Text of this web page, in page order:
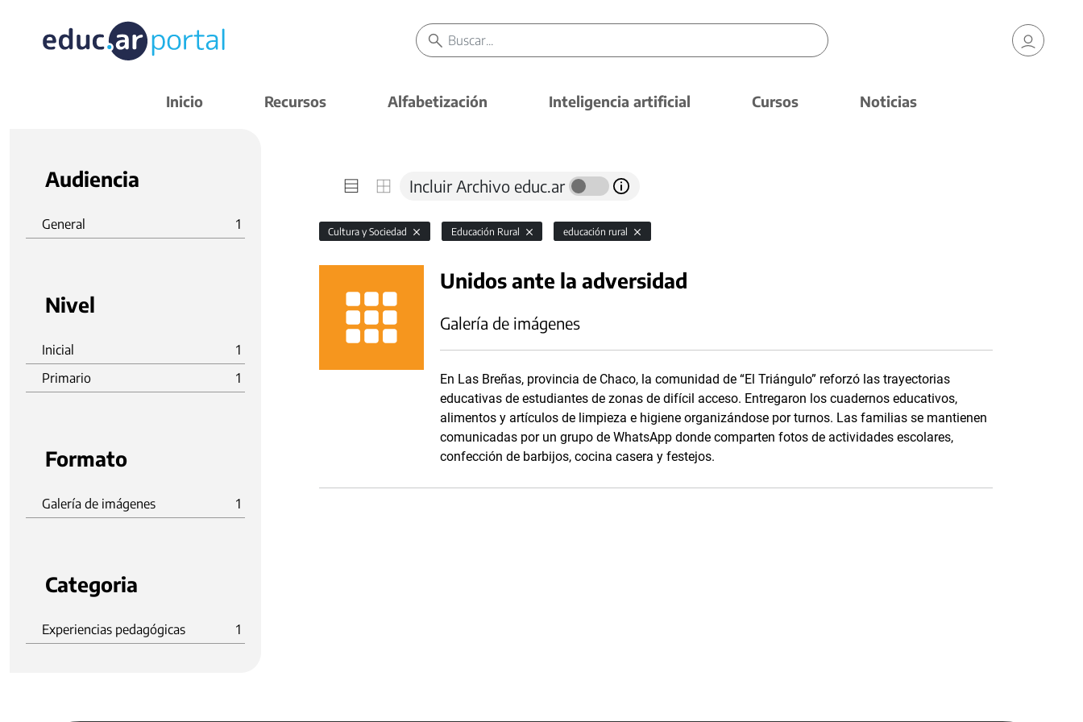
Inicio Recursos Alfabetización Inteligencia artificial Cursos Noticias
Audiencia
General 1
Nivel
Inicial
1
Primario
1
Formato
Galería de imágenes 1
Categoria
Experiencias pedagógicas 1
Incluir Archivo educ.ar
Cultura y Sociedad Educación Rural educación rural
Unidos ante la adversidad
Galería de imágenes
En Las Breñas, provincia de Chaco, la comunidad de “El Triángulo” reforzó las trayectorias
educativas de estudiantes de zonas de difícil acceso. Entregaron los cuadernos educativos,
alimentos y artículos de limpieza e higiene organizándose por turnos. Las familias se mantienen
comunicadas por un grupo de WhatsApp donde comparten fotos de actividades escolares,
confección de barbijos, cocina casera y festejos.